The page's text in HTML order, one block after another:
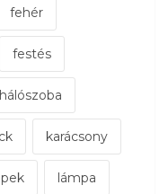
fehér
festés
hálószoba
karácsony
lámpa